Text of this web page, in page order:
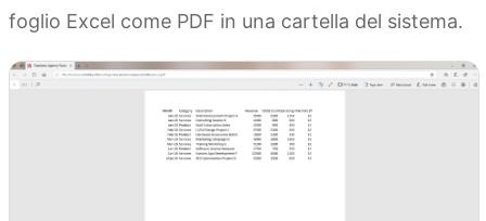
foglio Excel come PDF in una cartella del sistema.